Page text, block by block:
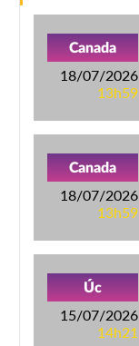
Canada
18/07/2026
13h59
Canada
18/07/2026
13h59
Úc
15/07/2026
14h21